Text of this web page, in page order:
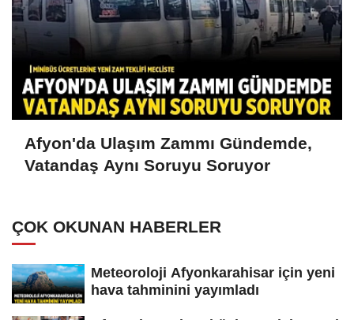
Afyon'da Ulaşım Zammı Gündemde,
Vatandaş Aynı Soruyu Soruyor
ÇOK OKUNAN HABERLER
Meteoroloji Afyonkarahisar için yeni
hava tahminini yayımladı